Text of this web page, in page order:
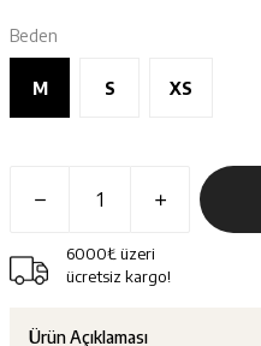
Beden
M S XS
6000₺ üzeri
ücretsiz kargo!
Ürün Açıklaması